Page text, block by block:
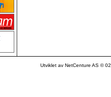
Utviklet av NetCenture AS ©